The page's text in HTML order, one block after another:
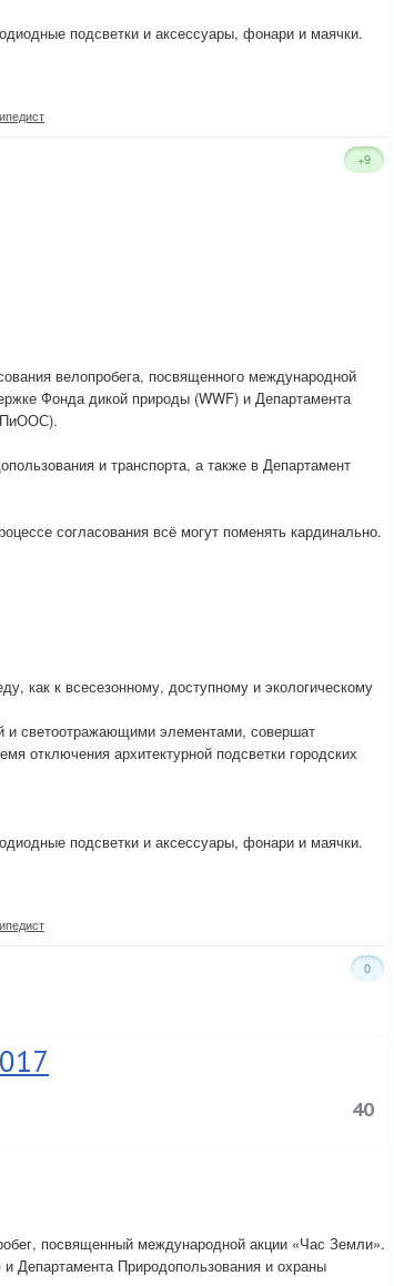
подсветки и аксессуары, фонари и маячки.
+9
велопробега, посвященного международной
Фонда дикой природы (WWF) и Департамента
и транспорта, а также в Департамент
согласования всё могут поменять кардинально.
как к всесезонному, доступному и экологическому
и светоотражающими элементами, совершат
отключения архитектурной подсветки городских
подсветки и аксессуары, фонари и маячки.
0
40
посвященный международной акции «Час Земли».
Департамента Природопользования и охраны